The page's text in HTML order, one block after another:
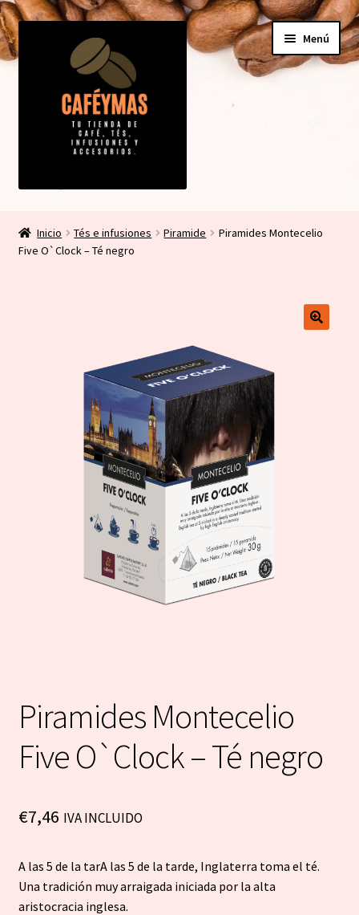
Ir
a
navegación
Ir
al
contenido
Menú
el
Mi cuenta
hijo
Inicio Tés e infusiones Piramide
Piramides Montecelio
Five O`Clock – Té negro
Piramides Montecelio
Five O`Clock – Té negro
€7,46 IVA INCLUIDO
A las 5 de la tarA las 5 de la tarde, Inglaterra toma el té.
Una tradición muy arraigada iniciada por la alta
aristocracia inglesa.